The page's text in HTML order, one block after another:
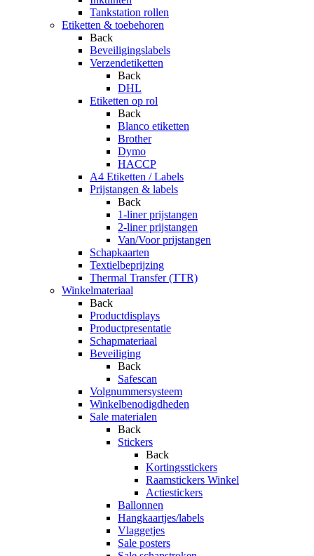
Tankstation rollen
Etiketten & toebehoren
Back
Beveiligingslabels
Verzendetiketten
Back
DHL
Etiketten op rol
Back
Blanco etiketten
Brother
Dymo
HACCP
A4 Etiketten / Labels
Prijstangen & labels
Back
1-liner prijstangen
2-liner prijstangen
Van/Voor prijstangen
Schapkaarten
Textielbeprijzing
Thermal Transfer (TTR)
Winkelmateriaal
Back
Productdisplays
Productpresentatie
Schapmateriaal
Beveiliging
Back
Safescan
Volgnummersysteem
Winkelbenodigdheden
Sale materialen
Back
Stickers
Back
Kortingsstickers
Raamstickers Winkel
Actiestickers
Ballonnen
Hangkaartjes/labels
Vlaggetjes
Sale posters